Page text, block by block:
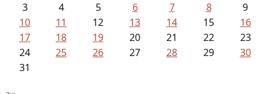
3
4 5 6 7 8
9
10
11 12 13 14 15
16
17
18 19 20 21 22
23
24
25 26 27 28 29
30
31